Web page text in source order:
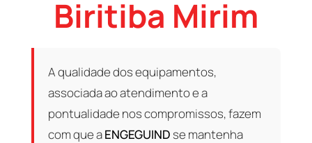
Biritiba Mirim
A qualidade dos equipamentos,
associada ao atendimento e a
pontualidade nos compromissos, fazem
com que aENGEGUIND se mantenha